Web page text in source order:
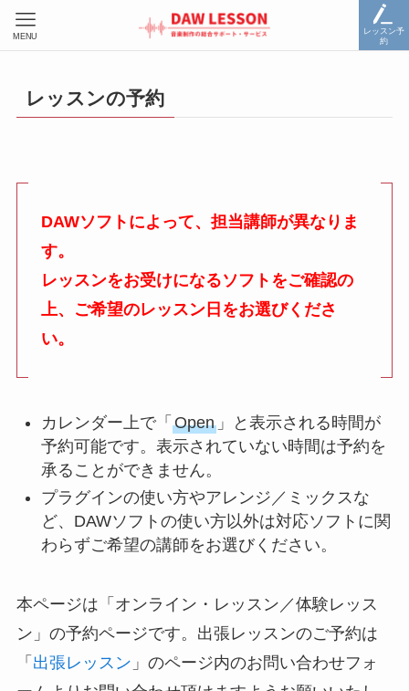
レッスン予
約
MENU
レッスンの予約
DAWソフトによって、担当講師が異なりま
す。
レッスンをお受けになるソフトをご確認の
上、ご希望のレッスン日をお選びくださ
い。
カレンダー上で「 Open」と表示される時間が
予約可能です。表示されていない時間は予約を
承ることができません。
プラグインの使い方やアレンジ／ミックスな
ど、DAWソフトの使い方以外は対応ソフトに関
わらずご希望の講師をお選びください。
本ページは「オンライン・レッスン／体験レッス
ン」の予約ページです。出張レッスンのご予約は
「 出張レッスン 」のページ内のお問い合わせフォ